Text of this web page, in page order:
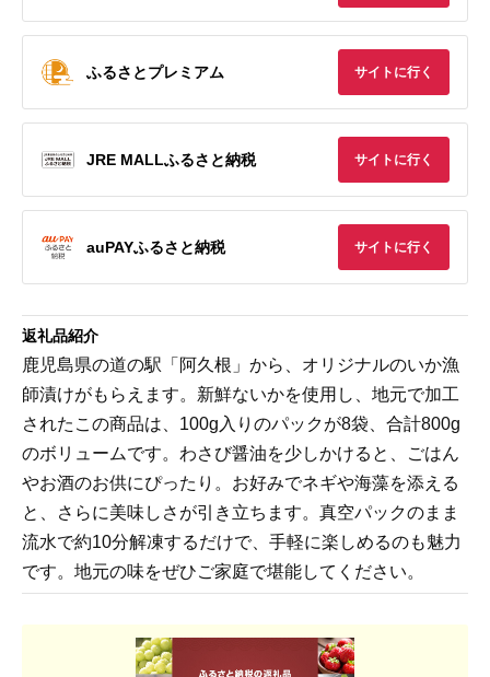
ふるさとプレミアム サイトに行く
JRE MALLふるさと納税 サイトに行く
auPAYふるさと納税 サイトに行く
返礼品紹介
鹿児島県の道の駅「阿久根」から、オリジナルのいか漁
師漬けがもらえます。新鮮ないかを使用し、地元で加工
されたこの商品は、100g入りのパックが8袋、合計800g
のボリュームです。わさび醤油を少しかけると、ごはん
やお酒のお供にぴったり。お好みでネギや海藻を添える
と、さらに美味しさが引き立ちます。真空パックのまま
流水で約10分解凍するだけで、手軽に楽しめるのも魅力
です。地元の味をぜひご家庭で堪能してください。